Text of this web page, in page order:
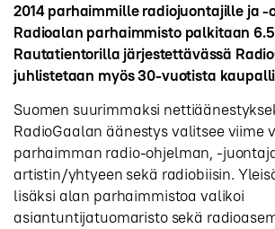
2014 parhaimmille radiojuontajille ja -
Radioalan parhaimmisto palkitaan
Rautatientorilla järjestettävässä
juhlistetaan myös 30-vuotista
Suomen suurimmaksi
RadioGaalan äänestys valitsee viime
parhaimman radio-ohjelman, -
artistin/yhtyeen sekä radiobiisin.
lisäksi alan parhaimmistoa valikoi
asiantuntijatuomaristo sekä